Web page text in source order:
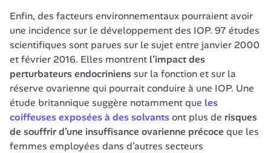
Enfin, des facteurs environnementaux pourraient avoir
une incidence sur le développement des IOP. 97 études
scientifiques sont parues sur le sujet entre janvier 2000
et février 2016. Elles montrent l’impact des
perturbateurs endocriniens sur la fonction et sur la
réserve ovarienne qui pourrait conduire à une IOP. Une
étude britannique suggère notamment que les
coiffeuses exposées à des solvants ont plus de risques
de souffrir d’une insuffisance ovarienne précoce que les
femmes employées dans d’autres secteurs